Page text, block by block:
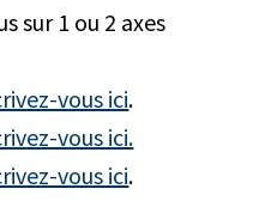
sur 1 ou 2 axes
vous ici.
vous ici.
vous ici.